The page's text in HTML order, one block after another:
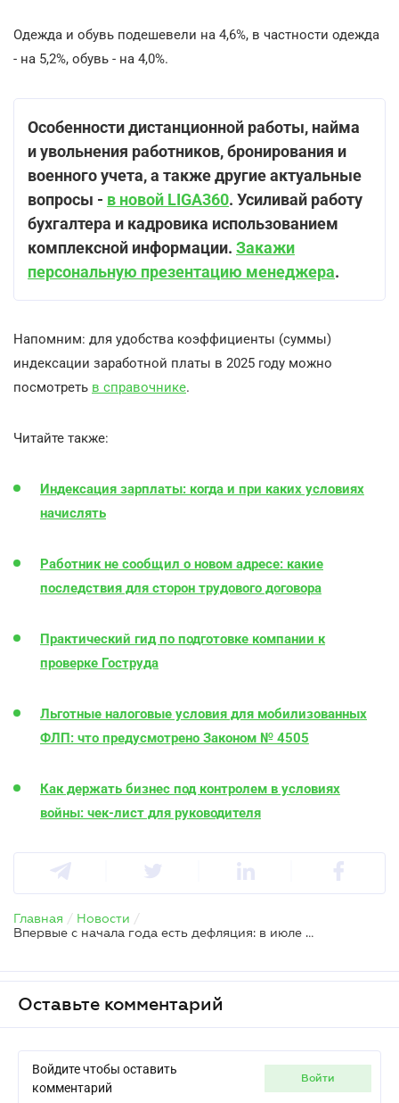
Одежда и обувь подешевели на 4,6%, в частности одежда
- на 5,2%, обувь - на 4,0%.
Особенности дистанционной работы, найма
и увольнения работников, бронирования и
военного учета, а также другие актуальные
вопросы - в новой LIGA360. Усиливай работу
бухгалтера и кадровика использованием
комплексной информации. Закажи
персональную презентацию менеджера.
Напомним: для удобства коэффициенты (суммы)
индексации заработной платы в 2025 году можно
посмотреть в справочнике.
Читайте также:
Индексация зарплаты: когда и при каких условиях
начислять
Работник не сообщил о новом адресе: какие
последствия для сторон трудового договора
Практический гид по подготовке компании к
проверке Гоструда
Льготные налоговые условия для мобилизованных
ФЛП: что предусмотрено Законом № 4505
Как держать бизнес под контролем в условиях
войны: чек-лист для руководителя
Главная / Новости /
Впервые с начала года есть дефляция: в июле индекс инфляции составил 99,8%
Оставьте комментарий
Войдите чтобы оставить
комментарий
войти